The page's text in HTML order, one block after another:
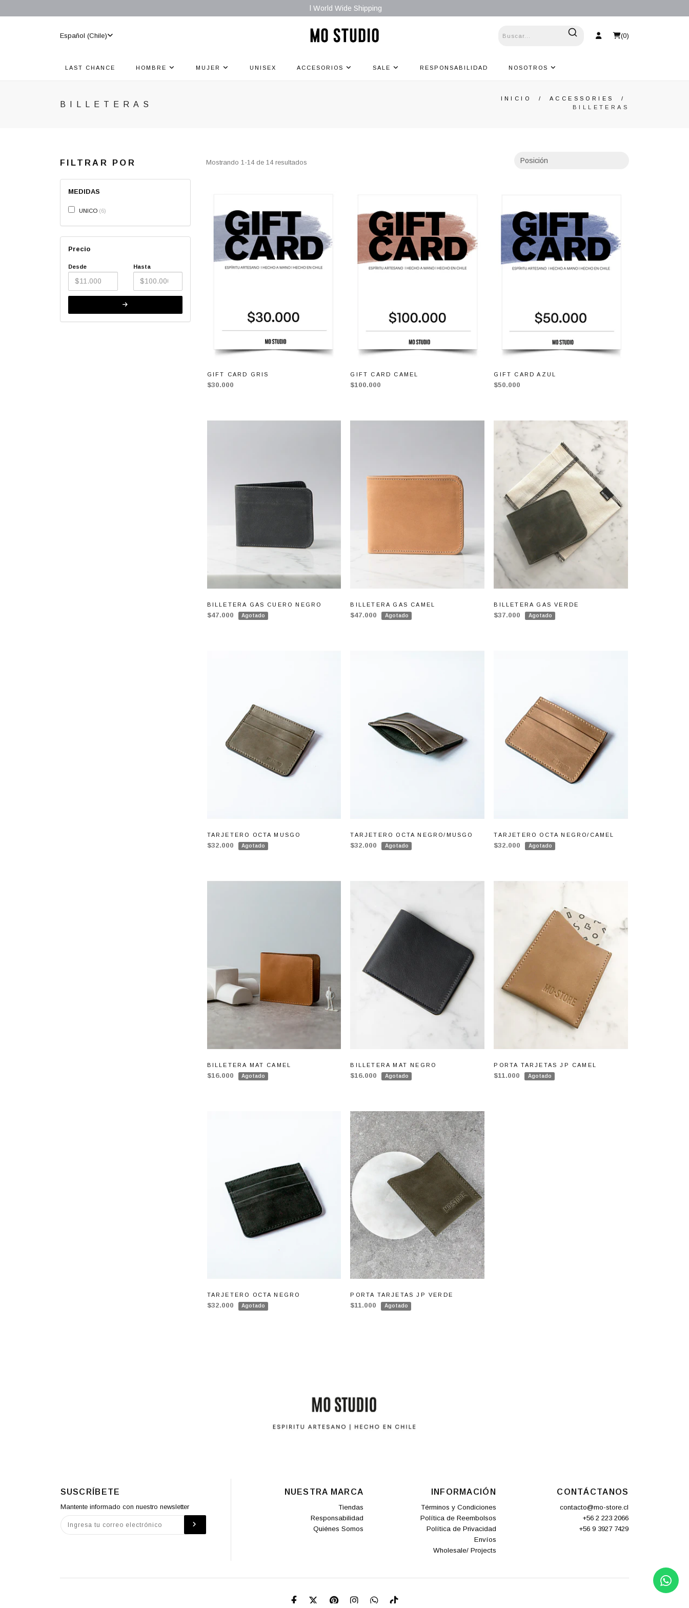
l World Wide Shipping
Español (Chile) (0)
LAST CHANCE HOMBRE MUJER UNISEX ACCESORIOS SALE RESPONSABILIDAD NOSOTROS
BILLETERAS
INICIO / ACCESSORIES
/
BILLETERAS
FILTRAR POR
MEDIDAS
UNICO 6
Precio
Desde Hasta
Mostrando 1-14 de 14 resultados
GIFT CARD GRIS
$30.000
GIFT CARD CAMEL
$100.000
GIFT CARD AZUL
$50.000
BILLETERA GAS CUERO NEGRO
$47.000 Agotado
BILLETERA GAS CAMEL
$47.000 Agotado
BILLETERA GAS VERDE
$37.000 Agotado
TARJETERO OCTA MUSGO
$32.000 Agotado
TARJETERO OCTA NEGRO/MUSGO
$32.000 Agotado
TARJETERO OCTA NEGRO/CAMEL
$32.000 Agotado
BILLETERA MAT CAMEL
$16.000 Agotado
BILLETERA MAT NEGRO
$16.000 Agotado
PORTA TARJETAS JP CAMEL
$11.000 Agotado
TARJETERO OCTA NEGRO
$32.000 Agotado
PORTA TARJETAS JP VERDE
$11.000 Agotado
SUSCRÍBETE
Mantente informado con nuestro newsletter
NUESTRA MARCA
Tiendas
Responsabilidad
Quiénes Somos
INFORMACIÓN
Términos y Condiciones
Política de Reembolsos
Política de Privacidad
Envíos
Wholesale/ Projects
CONTÁCTANOS
contacto@mo-store.cl
+56 2 223 2066
+56 9 3927 7429